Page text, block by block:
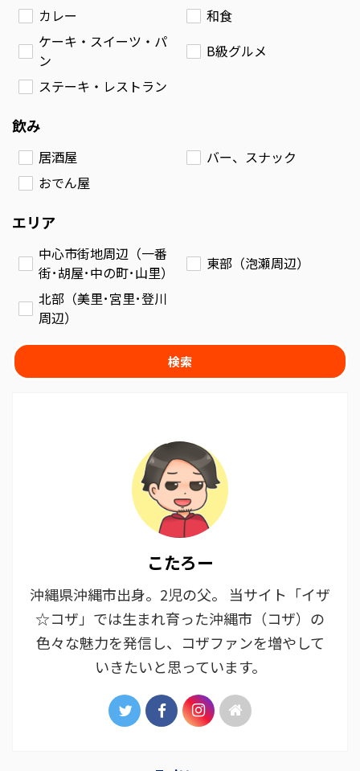
カレー
和食
ケーキ・スイーツ・パ
ン
B級グルメ
ステーキ・レストラン
飲み
居酒屋
バー、スナック
おでん屋
エリア
中心市街地周辺（一番
街･胡屋･中の町･山里）
東部（泡瀬周辺）
北部（美里･宮里･登川
周辺）
検索
こたろー
沖縄県沖縄市出身。2児の父。 当サイト「イザ
☆コザ」では生まれ育った沖縄市（コザ）の
色々な魅力を発信し、コザファンを増やして
いきたいと思っています。